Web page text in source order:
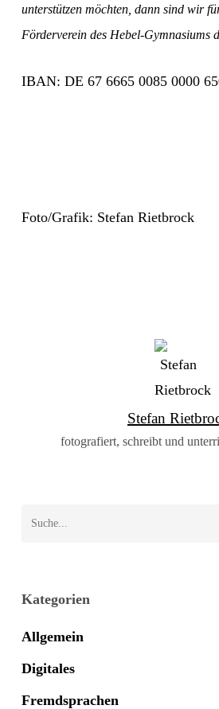
unterstützen möchten, dann sind wir
Förderverein des Hebel-Gymnasiums
IBAN: DE 67 6665 0085 0000
Foto/Grafik: Stefan Rietbrock
Stefan
fotografiert, schreibt und
Kategorien
Allgemein
Digitales
Fremdsprachen